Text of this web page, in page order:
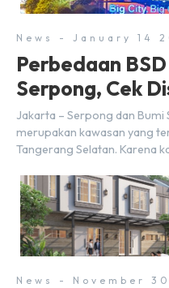
rumah maupun investasi di
News - January 14
Perbedaan
Serpong, Cek
Jakarta – Serpong dan Bumi
merupakan kawasan yang
Tangerang Selatan. Karena
kita yang mengira kedua
yang sama. Padahal
Sebab Serpong dan BSD
berbeda. Berikut
News - November